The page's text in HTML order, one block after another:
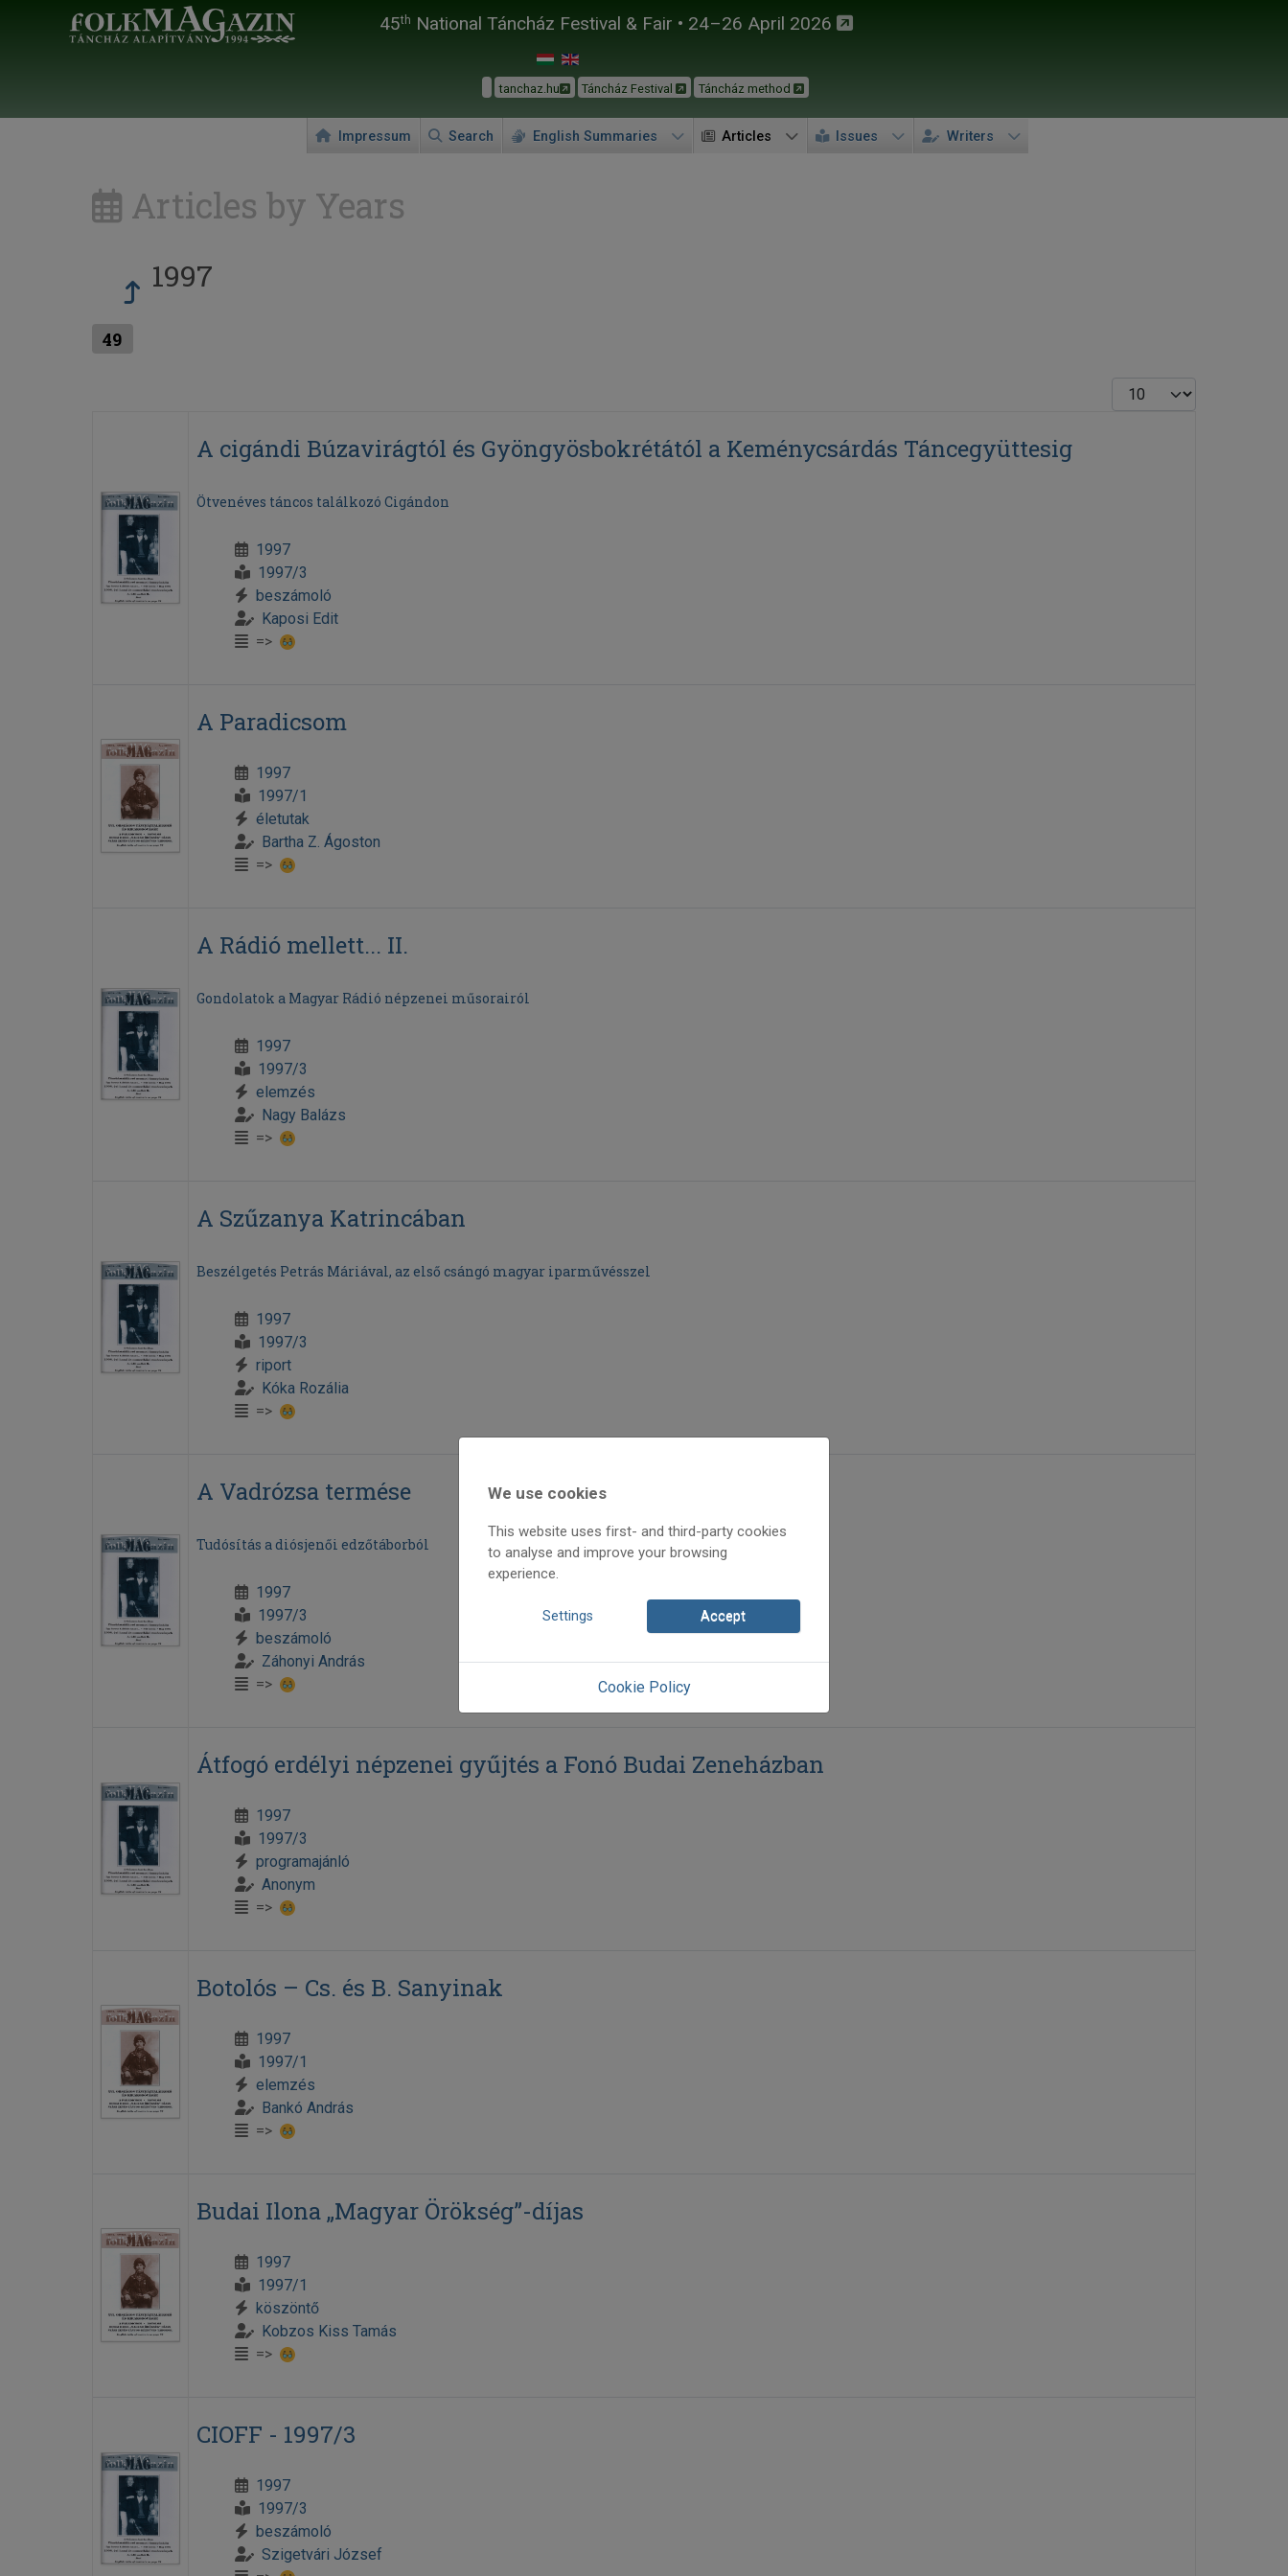
45th National Táncház Festival & Fair • 24–26 April 2026
tanchaz.hu Táncház Festival Táncház method
Impressum Search English Summaries Articles Issues Writers
Articles by Years
1997
49
Display #
A cigándi Búzavirágtól és Gyöngyösbokrétától a Keménycsárdás Táncegyüttesig
Ötvenéves táncos találkozó Cigándon
1997
1997/3
beszámoló
Kaposi Edit
=>
A Paradicsom
1997
1997/1
életutak
Bartha Z. Ágoston
=>
A Rádió mellett... II.
Gondolatok a Magyar Rádió népzenei műsorairól
1997
1997/3
elemzés
Nagy Balázs
=>
A Szűzanya Katrincában
Beszélgetés Petrás Máriával, az első csángó magyar iparművésszel
1997
1997/3
riport
Kóka Rozália
=>
A Vadrózsa termése
Tudósítás a diósjenői edzőtáborból
1997
1997/3
beszámoló
Záhonyi András
=>
Átfogó erdélyi népzenei gyűjtés a Fonó Budai Zeneházban
1997
1997/3
programajánló
Anonym
=>
Botolós – Cs. és B. Sanyinak
1997
1997/1
elemzés
Bankó András
=>
Budai Ilona „Magyar Örökség”-díjas
1997
1997/1
köszöntő
Kobzos Kiss Tamás
=>
CIOFF - 1997/3
1997
1997/3
beszámoló
Szigetvári József
We use cookies
This website uses first- and third-party cookies
to analyse and improve your browsing
experience.
Settings Accept
Cookie Policy